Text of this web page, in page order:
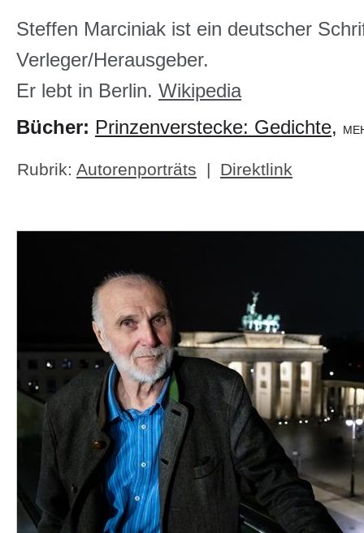
Steffen Marciniak ist ein deutscher
Verleger/Herausgeber.
Er lebt in Berlin. Wikipedia
Bücher: Prinzenverstecke: Gedichte,
Rubrik: Autorenporträts | Direktlink